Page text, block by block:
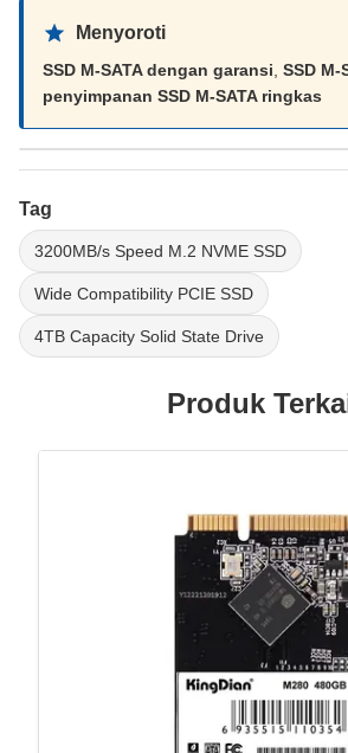
Menyoroti
SSD M-SATA dengan garansi SSD M-
penyimpanan SSD M-SATA ringkas
Tag
3200MB/s Speed M.2 NVME SSD
Wide Compatibility PCIE SSD
4TB Capacity Solid State Drive
Produk